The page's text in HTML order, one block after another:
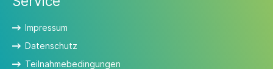
Impressum
Datenschutz
Teilnahmebedingungen